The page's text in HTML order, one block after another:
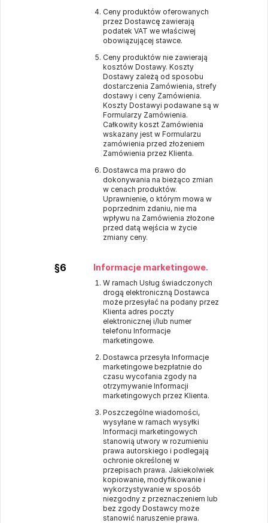
Ceny produktów oferowanych
przez Dostawcę zawierają
podatek VAT we właściwej
obowiązującej stawce.
Ceny produktów nie zawierają
kosztów Dostawy. Koszty
Dostawy zależą od sposobu
dostarczenia Zamówienia, strefy
dostawy i ceny Zamówienia.
Koszty Dostawyi podawane są w
Formularzy Zamówienia.
Całkowity koszt Zamówienia
wskazany jest w Formularzu
zamówienia przed złożeniem
Zamówienia przez Klienta.
Dostawca ma prawo do
dokonywania na bieżąco zmian
w cenach produktów.
Uprawnienie, o którym mowa w
poprzednim zdaniu, nie ma
wpływu na Zamówienia złożone
przed datą wejścia w życie
zmiany ceny.
§6 Informacje marketingowe.
W ramach Usług świadczonych
drogą elektroniczną Dostawca
może przesyłać na podany przez
Klienta adres poczty
elektronicznej i/lub numer
telefonu Informacje
marketingowe.
Dostawca przesyła Informacje
marketingowe bezpłatnie do
czasu wycofania zgody na
otrzymywanie Informacji
marketingowych przez Klienta.
Poszczególne wiadomości,
wysyłane w ramach wysyłki
Informacji marketingowych
stanowią utwory w rozumieniu
prawa autorskiego i podlegają
ochronie określonej w
przepisach prawa. Jakiekolwiek
kopiowanie, modyfikowanie i
wykorzystywanie w sposób
niezgodny z przeznaczeniem lub
bez zgody Dostawcy może
stanowić naruszenie prawa.